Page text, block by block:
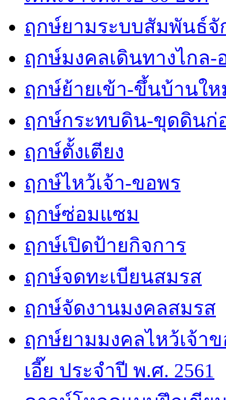
ฤกษ์ยามระบบสัมพันธ์จั
ฤกษ์มงคลเดินทางไกล-
ฤกษ์ย้ายเข้า-ขึ้นบ้านใ
ฤกษ์กระทบดิน-ขุดดินก่
ฤกษ์ตั้งเตียง
ฤกษ์ไหว้เจ้า-ขอพร
ฤกษ์ซ่อมแซม
ฤกษ์เปิดป้ายกิจการ
ฤกษ์จดทะเบียนสมรส
ฤกษ์จัดงานมงคลสมรส
ฤกษ์ยามมงคลไหว้เจ้า
เอี๊ย ประจำปี พ.ศ. 2561